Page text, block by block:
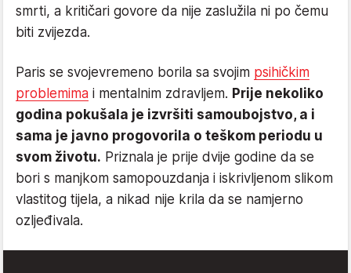
smrti, a kritičari govore da nije zaslužila ni po čemu
biti zvijezda.
Paris se svojevremeno borila sa svojim psihičkim
problemima i mentalnim zdravljem. Prije nekoliko
godina pokušala je izvršiti samoubojstvo, a i
sama je javno progovorila o teškom periodu u
svom životu. Priznala je prije dvije godine da se
bori s manjkom samopouzdanja i iskrivljenom slikom
vlastitog tijela, a nikad nije krila da se namjerno
ozljeđivala.